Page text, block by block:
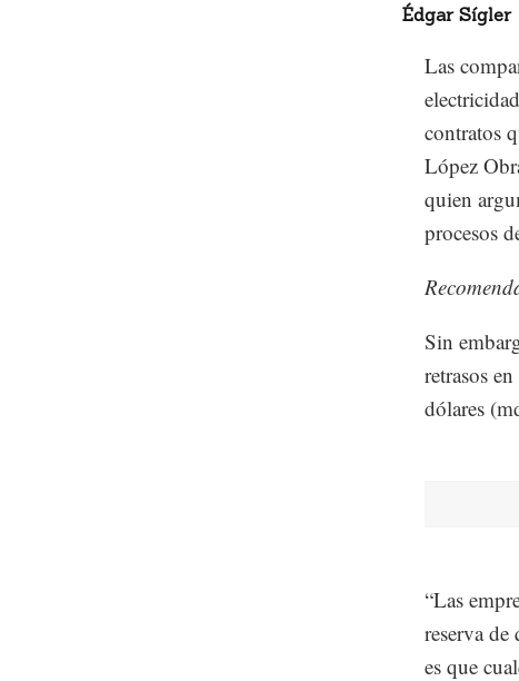
Édgar Sígler
Las
contratos
López
quien
procesos
Sin
retrasos
dólares
“Las
reserva
es que